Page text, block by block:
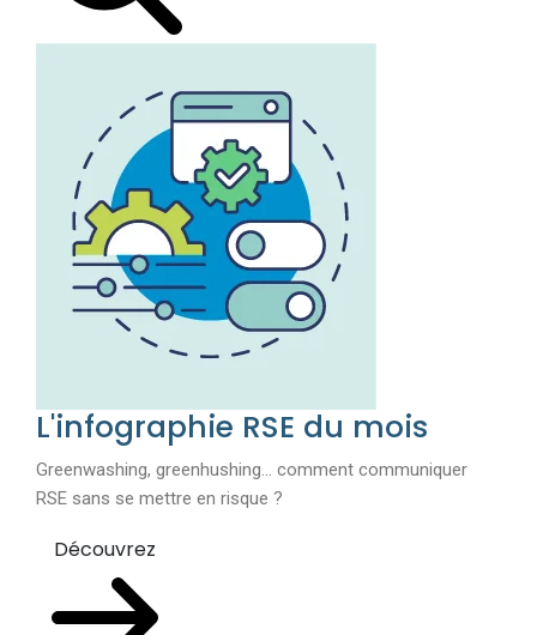
L'infographie RSE du mois
Greenwashing, greenhushing… comment communiquer
RSE sans se mettre en risque ?
Découvrez